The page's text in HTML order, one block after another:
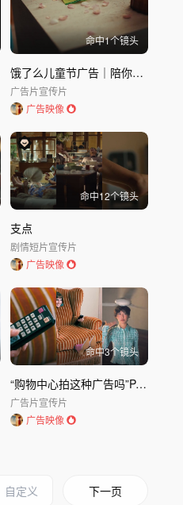
命中1个镜头
饿了么儿童节广告｜陪你一起不装了
广告片宣传片
广告映像
命中12个镜头
支点
剧情短片宣传片
广告映像
命中3个镜头
“购物中心拍这种广告吗”PARCO 购物中心广告｜PARCO
广告片宣传片
广告映像
下一页